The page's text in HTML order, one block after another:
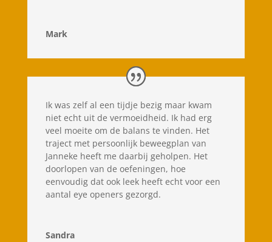
Mark
Ik was zelf al een tijdje bezig maar kwam
niet echt uit de vermoeidheid. Ik had erg
veel moeite om de balans te vinden. Het
traject met persoonlijk beweegplan van
Janneke heeft me daarbij geholpen. Het
doorlopen van de oefeningen, hoe
eenvoudig dat ook leek heeft echt voor een
aantal eye openers gezorgd.
Sandra